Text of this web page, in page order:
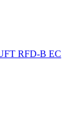
RFD-B EC